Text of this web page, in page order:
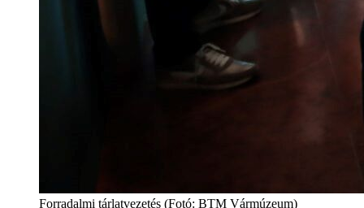
Forradalmi tárlatvezetés (Fotó: BTM Vármúzeum)